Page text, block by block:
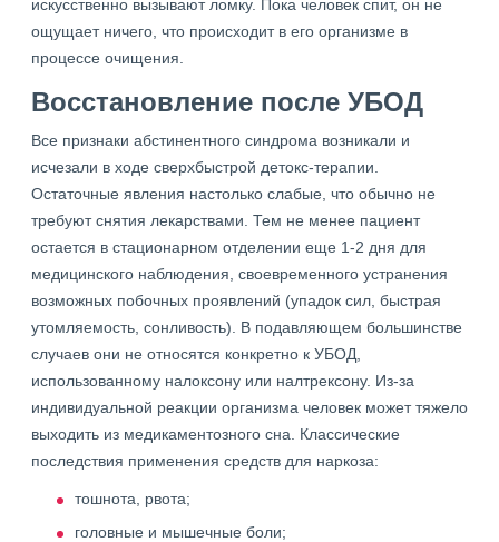
искусственно вызывают ломку. Пока человек спит, он не
ощущает ничего, что происходит в его организме в
процессе очищения.
Восстановление после УБОД
Все признаки абстинентного синдрома возникали и
исчезали в ходе сверхбыстрой детокс-терапии.
Остаточные явления настолько слабые, что обычно не
требуют снятия лекарствами. Тем не менее пациент
остается в стационарном отделении еще 1-2 дня для
медицинского наблюдения, своевременного устранения
возможных побочных проявлений (упадок сил, быстрая
утомляемость, сонливость). В подавляющем большинстве
случаев они не относятся конкретно к УБОД,
использованному налоксону или налтрексону. Из-за
индивидуальной реакции организма человек может тяжело
выходить из медикаментозного сна. Классические
последствия применения средств для наркоза:
тошнота, рвота;
головные и мышечные боли;